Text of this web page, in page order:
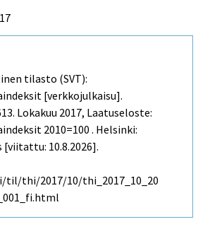
tilasto (SVT):
[verkkojulkaisu].
Lokakuu 2017, Laatuseloste:
2010=100 . Helsinki:
10.8.2026].
thi/2017/10/thi_2017_10_20